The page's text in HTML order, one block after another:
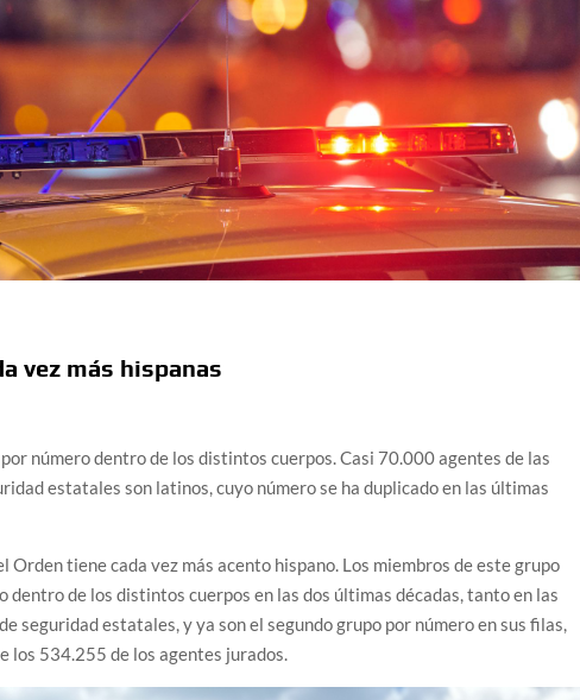
vez más hispanas
número dentro de los distintos cuerpos. Casi 70.000 agentes de las
estatales son latinos, cuyo número se ha duplicado en las últimas
Orden tiene cada vez más acento hispano. Los miembros de este grupo
dentro de los distintos cuerpos en las dos últimas décadas, tanto en las
seguridad estatales, y ya son el segundo grupo por número en sus filas,
los 534.255 de los agentes jurados.